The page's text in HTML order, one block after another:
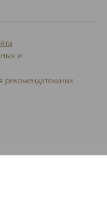
и
рекомендательных